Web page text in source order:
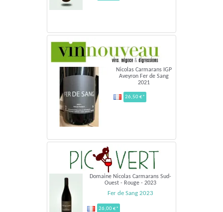
Nicolas Carmarans IGP
Aveyron Fer de Sang
2021
26,50 €*
Domaine Nicolas Carmarans Sud-
Ouest - Rouge - 2023
Fer de Sang 2023
26,00 €*